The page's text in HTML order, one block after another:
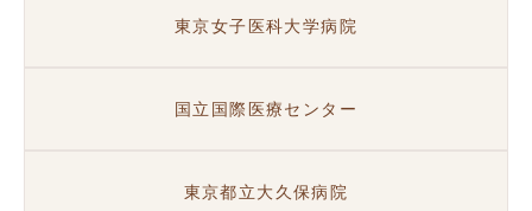
東京女子医科大学病院
国立国際医療センター
東京都立大久保病院